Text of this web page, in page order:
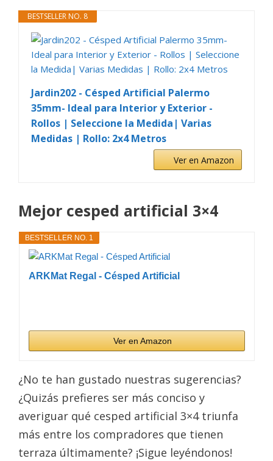
BESTSELLER NO. 8
Jardin202 - Césped Artificial Palermo
35mm- Ideal para Interior y Exterior -
Rollos | Seleccione la Medida| Varias
Medidas | Rollo: 2x4 Metros
Ver en Amazon
Mejor cesped artificial 3×4
BESTSELLER NO. 1
ARKMat Regal - Césped Artificial
Ver en Amazon
¿No te han gustado nuestras sugerencias?
¿Quizás prefieres ser más conciso y
averiguar qué cesped artificial 3×4 triunfa
más entre los compradores que tienen
terraza últimamente? ¡Sigue leyéndonos!